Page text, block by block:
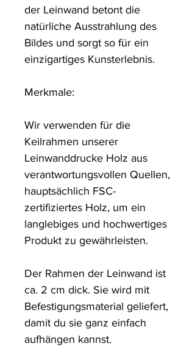
der Leinwand betont die
natürliche Ausstrahlung des
Bildes und sorgt so für ein
einzigartiges Kunsterlebnis.
Merkmale:
Wir verwenden für die
Keilrahmen unserer
Leinwanddrucke Holz aus
verantwortungsvollen Quellen,
hauptsächlich FSC-
zertifiziertes Holz, um ein
langlebiges und hochwertiges
Produkt zu gewährleisten.
Der Rahmen der Leinwand ist
ca. 2 cm dick. Sie wird mit
Befestigungsmaterial geliefert,
damit du sie ganz einfach
aufhängen kannst.